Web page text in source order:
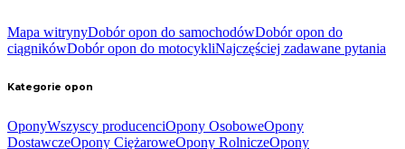
Mapa witrynyDobór opon do samochodówDobór opon do
ciągnikówDobór opon do motocykliNajczęściej zadawane pytania
Kategorie opon
OponyWszyscy producenciOpony OsoboweOpony
DostawczeOpony CiężaroweOpony RolniczeOpony